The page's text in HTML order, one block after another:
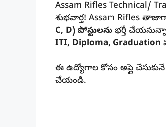
Assam Rifles Technical/
శుభవార్త! Assam Rifles
C, D) పోస్టులను భర్తీ
ITI, Diploma, Graduation
ఈ ఉద్యోగాల కోసం అప్లై చేసుకునే
చేయండి.